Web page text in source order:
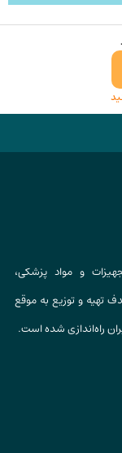
و مواد پزشکی،
تهیه و توزیع به موقع
راه‌اندازی شده است.